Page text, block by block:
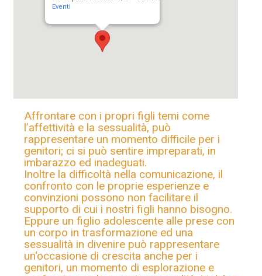
Eventi
Affrontare con i propri figli temi come
l’affettività e la sessualità, può
rappresentare un momento difficile per i
genitori; ci si può sentire impreparati, in
imbarazzo ed inadeguati.
Inoltre la difficoltà nella comunicazione, il
confronto con le proprie esperienze e
convinzioni possono non facilitare il
supporto di cui i nostri figli hanno bisogno.
Eppure un figlio adolescente alle prese con
un corpo in trasformazione ed una
sessualità in divenire può rappresentare
un‘occasione di crescita anche per i
genitori, un momento di esplorazione e